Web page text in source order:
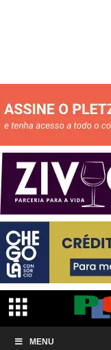
MENU
Início Tags